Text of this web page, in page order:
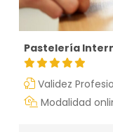
Pastelería
Validez
Modalidad